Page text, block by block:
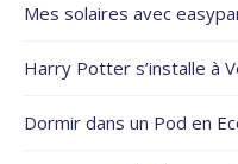
Mes solaires avec
Harry Potter s’installe à
Dormir dans un Pod en